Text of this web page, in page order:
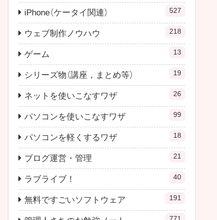
iPhone（ケータイ関連） 527
ウェブ制作ノウハウ 218
ゲーム 13
シリーズ物（講座，まとめ等） 19
ネットを使いこなすワザ 26
パソコンを使いこなすワザ 99
パソコンを軽くするワザ 18
ブログ運営・管理 21
ラブライブ！ 40
無料ですごいソフトウェア 191